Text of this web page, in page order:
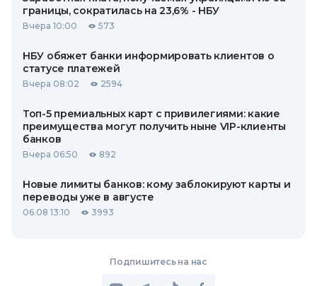
границы, сократилась на 23,6% - НБУ
Вчера 10:00 573
НБУ обяжет банки информировать клиентов о
статусе платежей
Вчера 08:02 2594
Топ-5 премиальных карт с привилегиями: какие
преимущества могут получить ныне VIP-клиенты
банков
Вчера 06:50 892
Новые лимиты банков: кому заблокируют карты и
переводы уже в августе
06.08 13:10 3993
Подпишитесь на нас